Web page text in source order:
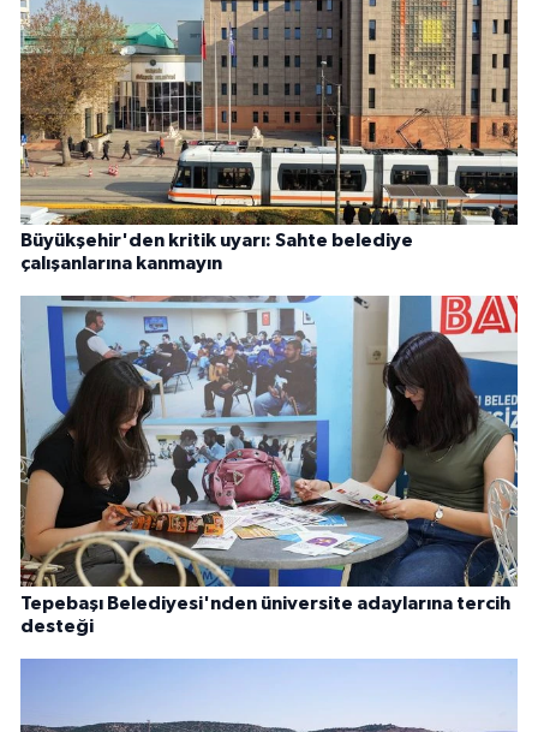
Büyükşehir'den kritik uyarı: Sahte belediye
çalışanlarına kanmayın
Tepebaşı Belediyesi'nden üniversite adaylarına tercih
desteği